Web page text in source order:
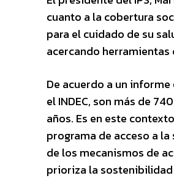
cuanto a la cobertura
para el cuidado de su
acercando herramientas
De acuerdo a un
el INDEC, son más de
años. Es en este
programa de acceso a
de los mecanismos de
prioriza la